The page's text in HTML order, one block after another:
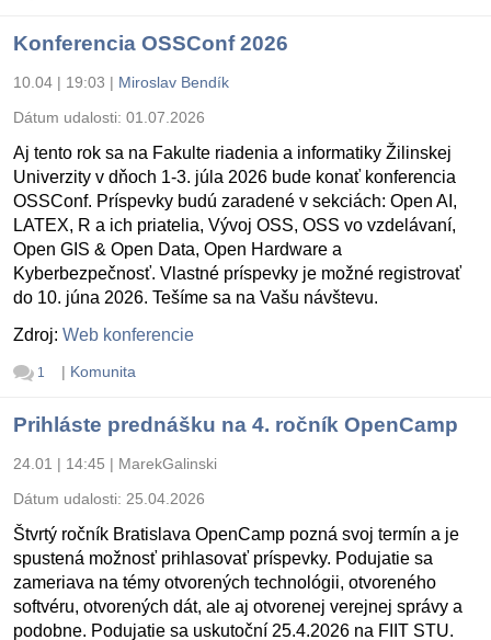
Konferencia OSSConf 2026
10.04 | 19:03 | Miroslav Bendík
Dátum udalosti: 01.07.2026
Aj tento rok sa na Fakulte riadenia a informatiky Žilinskej
Univerzity v dňoch 1-3. júla 2026 bude konať konferencia
OSSConf. Príspevky budú zaradené v sekciách: Open AI,
LATEX, R a ich priatelia, Vývoj OSS, OSS vo vzdelávaní,
Open GIS & Open Data, Open Hardware a
Kyberbezpečnosť. Vlastné príspevky je možné registrovať
do 10. júna 2026. Tešíme sa na Vašu návštevu.
Zdroj: Web konferencie
1 | Komunita
Prihláste prednášku na 4. ročník OpenCamp
24.01 | 14:45 | MarekGalinski
Dátum udalosti: 25.04.2026
Štvrtý ročník Bratislava OpenCamp pozná svoj termín a je
spustená možnosť prihlasovať príspevky. Podujatie sa
zameriava na témy otvorených technológii, otvoreného
softvéru, otvorených dát, ale aj otvorenej verejnej správy a
podobne. Podujatie sa uskutoční 25.4.2026 na FIIT STU.